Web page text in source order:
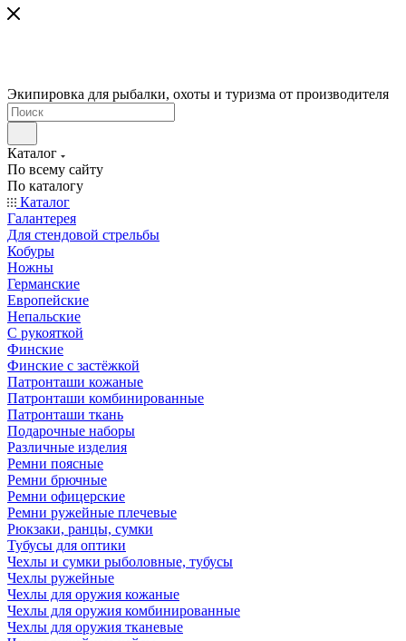
Экипировка для рыбалки, охоты и туризма от производителя
Каталог
По всему сайту
По каталогу
Каталог
Галантерея
Для стендовой стрельбы
Кобуры
Ножны
Германские
Европейские
Непальские
С рукояткой
Финские
Финские с застёжкой
Патронташи кожаные
Патронташи комбинированные
Патронташи ткань
Подарочные наборы
Различные изделия
Ремни поясные
Ремни брючные
Ремни офицерские
Ремни ружейные плечевые
Рюкзаки, ранцы, сумки
Тубусы для оптики
Чехлы и сумки рыболовные, тубусы
Чехлы ружейные
Чехлы для оружия кожаные
Чехлы для оружия комбинированные
Чехлы для оружия тканевые